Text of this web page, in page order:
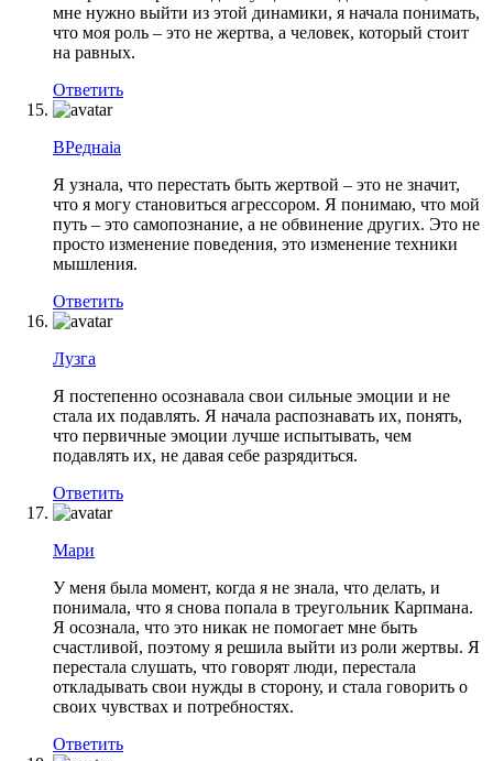
мне нужно выйти из этой динамики, я начала понимать,
что моя роль – это не жертва, а человек, который стоит
на равных.
Ответить
ВРеднaia
Я узнала, что перестать быть жертвой – это не значит,
что я могу становиться агрессором. Я понимаю, что мой
путь – это самопознание, а не обвинение других. Это не
просто изменение поведения, это изменение техники
мышления.
Ответить
Лузга
Я постепенно осознавала свои сильные эмоции и не
стала их подавлять. Я начала распознавать их, понять,
что первичные эмоции лучше испытывать, чем
подавлять их, не давая себе разрядиться.
Ответить
Мари
У меня была момент, когда я не знала, что делать, и
понимала, что я снова попала в треугольник Карпмана.
Я осознала, что это никак не помогает мне быть
счастливой, поэтому я решила выйти из роли жертвы. Я
перестала слушать, что говорят люди, перестала
откладывать свои нужды в сторону, и стала говорить о
своих чувствах и потребностях.
Ответить